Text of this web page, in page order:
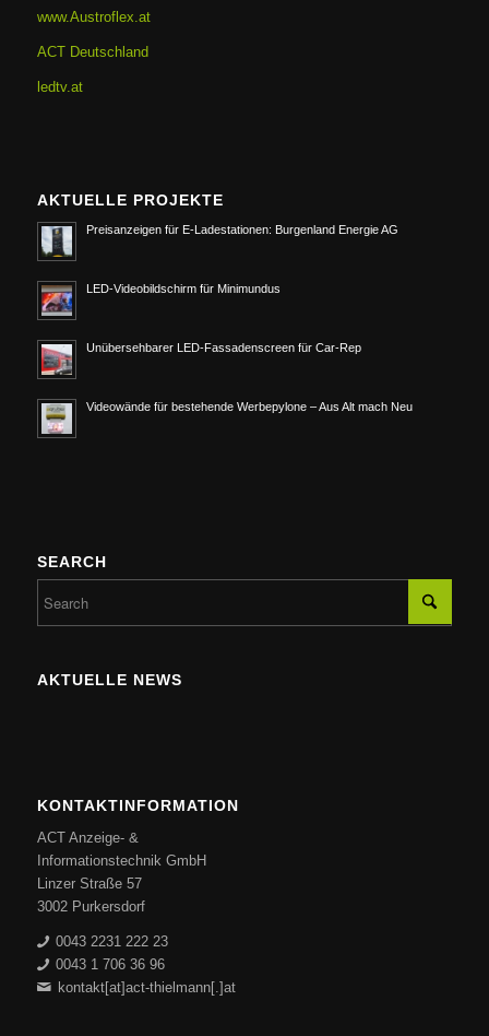
www.Austroflex.at
ACT Deutschland
ledtv.at
AKTUELLE PROJEKTE
Preisanzeigen für E-Ladestationen: Burgenland Energie AG
LED-Videobildschirm für Minimundus
Unübersehbarer LED-Fassadenscreen für Car-Rep
Videowände für bestehende Werbepylone – Aus Alt mach Neu
SEARCH
AKTUELLE NEWS
KONTAKTINFORMATION
ACT Anzeige- &
Informationstechnik GmbH
Linzer Straße 57
3002 Purkersdorf
0043 2231 222 23
0043 1 706 36 96
kontakt[at]act-thielmann[.]at